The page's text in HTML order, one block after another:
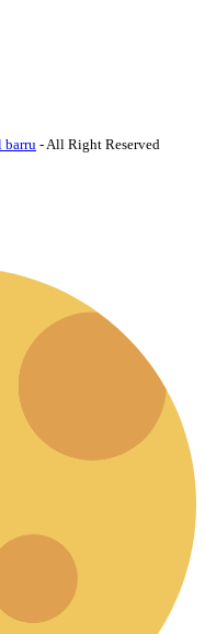
barru - All Right Reserved